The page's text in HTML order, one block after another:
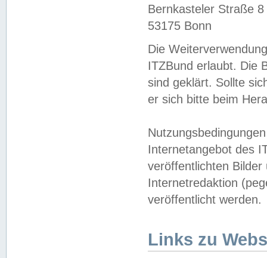
Bernkasteler Straße 8
53175 Bonn
Die
ITZBund erlaubt. Die
sind geklärt. Sollte
er sich bitte beim
Internetangebot des
veröffentlichten
Internetredaktion
veröffentlicht werden.
Links zu